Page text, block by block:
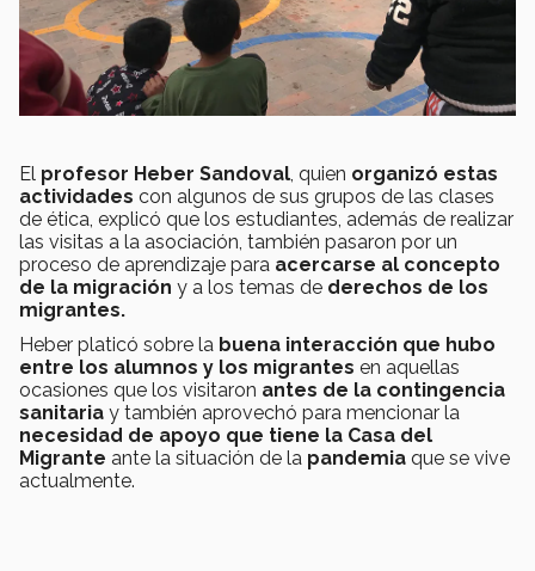
El profesor Heber Sandoval, quien organizó estas
actividades con algunos de sus grupos de las clases
de ética, explicó que los estudiantes, además de realizar
las visitas a la asociación, también pasaron por un
proceso de aprendizaje para acercarse al concepto
de la migración y a los temas de derechos de los
migrantes.
Heber platicó sobre la buena interacción que hubo
entre los alumnos y los migrantes en aquellas
ocasiones que los visitaron antes de la contingencia
sanitaria y también aprovechó para mencionar la
necesidad de apoyo que tiene la Casa del
Migrante ante la situación de la pandemia que se vive
actualmente.